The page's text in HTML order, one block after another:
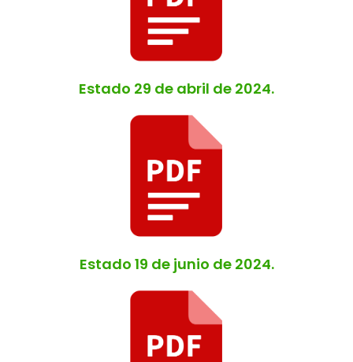
Estado 29 de abril de 2024.
Estado 19 de junio de 2024.